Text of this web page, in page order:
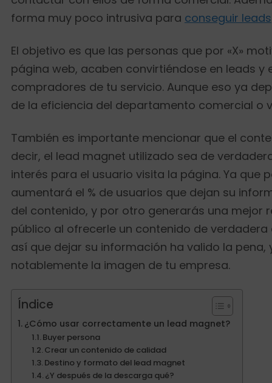
forma muy poco intrusiva para conseguir leads
El objetivo es que las personas que por «X»
página web, acaben convirtiéndose en leads y
compradores de tu servicio. Aunque eso ya
de la eficiencia del departamento comercial o
También es importante mencionar que el
decir, el lead magnet utilizado sea de
interés para el usuario visita la página. Ya que
aumentará el % de usuarios que dejan su
del contenido, y por otro generarás una mejor
público al ofrecerle un contenido de verdadera
así que dejar su información ha valido la pena,
notablemente la imagen de tu empresa.
Índice
¿Cómo usar correctamente un lead magnet?
Buyer persona
Crear un contenido de calidad
Destino y formato del lead magnet
¿Y después de la descarga qué?